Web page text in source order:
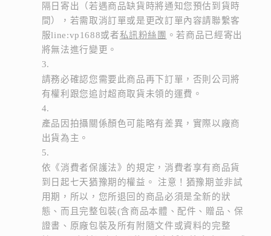
隔日寄出（若遇商品缺貨時將通知您預估到貨時
間），若需取消訂單或是更改訂單內容請聯繫客
服line:vp1688或者私訊粉絲團 。若商品已經寄出
將無法進行變更。
請務必確認您需要此商品再下訂單，否則公司將
有權利跟您追討超商取貨未領的運費。
產品因拍攝關係顏色可能略有差異，實際以廠商
出貨為主。
依《消費者保護法》的規定，消費者享有商品貨
到日起七天猶豫期的權益。 注意！猶豫期並非試
用期，所以，您所退回的商品必須是全新的狀
態、而且完整包裝(含商品本體、配件、贈品、保
證書、原廠包裝及所有附隨文件或資料的完整